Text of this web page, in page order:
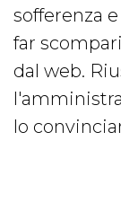
sofferenza
far
dal web.
lo